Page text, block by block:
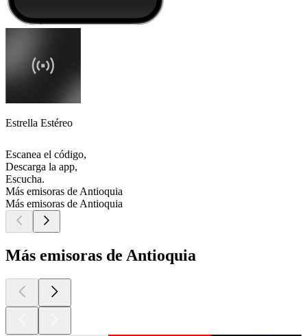
Estrella Estéreo
Escanea el código,
Descarga la app,
Escucha.
Más emisoras de Antioquia
Más emisoras de Antioquia
Más emisoras de Antioquia